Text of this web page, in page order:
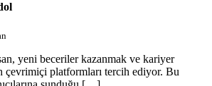
yeni beceriler kazanmak ve kariyer
çevrimiçi platformları tercih ediyor. Bu